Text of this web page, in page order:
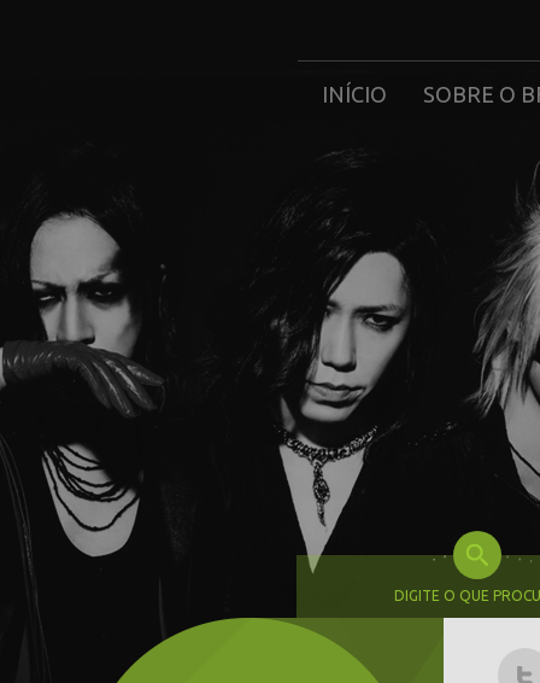
INÍCIO SOBRE O
DIGITE O QUE